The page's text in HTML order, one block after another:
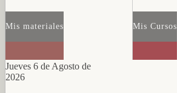
Mis materiales Mis Cursos
Jueves 6 de Agosto de
2026